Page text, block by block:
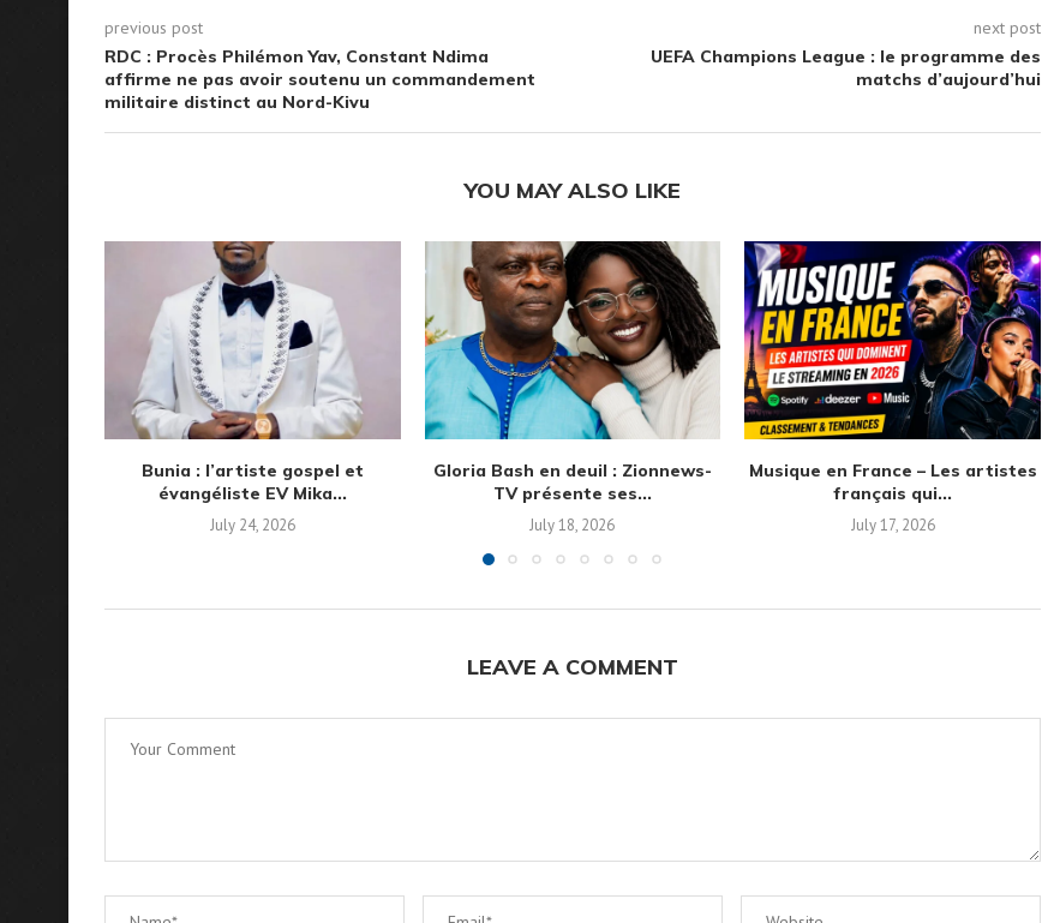
previous post
RDC : Procès Philémon Yav, Constant Ndima
affirme ne pas avoir soutenu un commandement
militaire distinct au Nord-Kivu
next post
UEFA Champions League : le programme des
matchs d’aujourd’hui
YOU MAY ALSO LIKE
Bunia : l’artiste gospel et
évangéliste EV Mika...
July 24, 2026
Gloria Bash en deuil : Zionnews-
TV présente ses...
July 18, 2026
Musique en France – Les artistes
français qui...
July 17, 2026
LEAVE A COMMENT